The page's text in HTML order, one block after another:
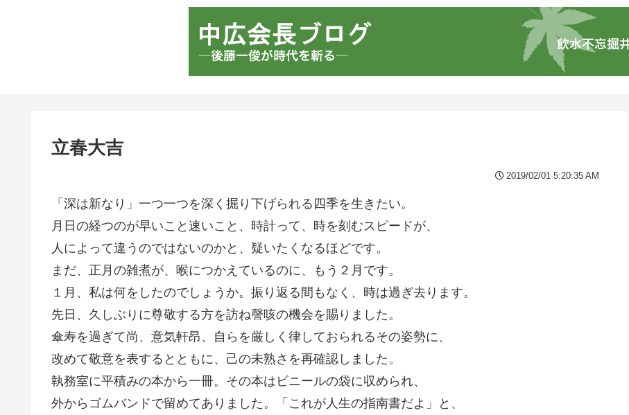
立春大吉
2019/02/01 5:20:35 AM
「深は新なり」一つ一つを深く掘り下げられる四季を生きたい。
月日の経つのが早いこと速いこと、時計って、時を刻むスピードが、
人によって違うのではないのかと、疑いたくなるほどです。
まだ、正月の雑煮が、喉につかえているのに、もう２月です。
１月、私は何をしたのでしょうか。振り返る間もなく、時は過ぎ去ります。
先日、久しぶりに尊敬する方を訪ね謦咳の機会を賜りました。
傘寿を過ぎて尚、意気軒昂、自らを厳しく律しておられるその姿勢に、
改めて敬意を表するとともに、己の未熟さを再確認しました。
執務室に平積みの本から一冊。その本はビニールの袋に収められ、
外からゴムバンドで留めてありました。「これが人生の指南書だよ」と、